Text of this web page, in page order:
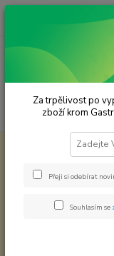
Plechové dózy -
podavačem na kapsle
Za trpělivost po
zboží krom
Přeji si odebírat
Souhlasím se